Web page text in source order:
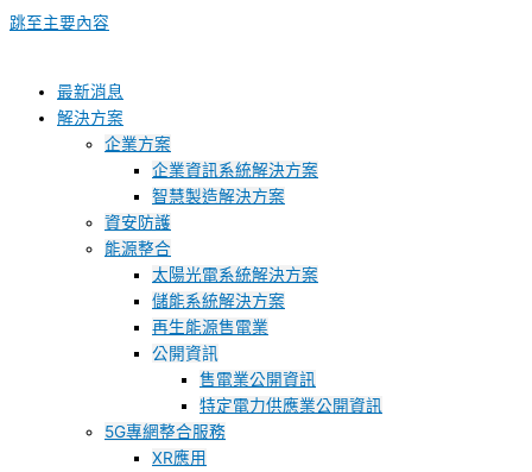
跳至主要內容
最新消息
解決方案
企業方案
企業資訊系統解決方案
智慧製造解決方案
資安防護
能源整合
太陽光電系統解決方案
儲能系統解決方案
再生能源售電業
公開資訊
售電業公開資訊
特定電力供應業公開資訊
5G專網整合服務
XR應用